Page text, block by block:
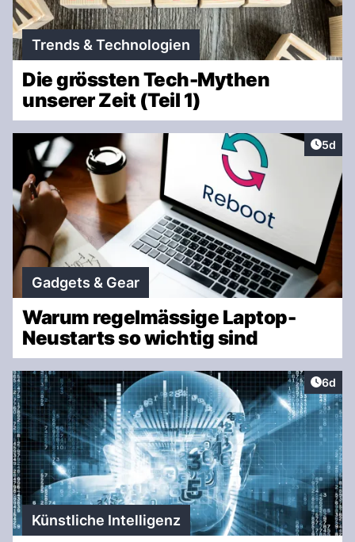
Trends & Technologien
Die grössten Tech-Mythen
unserer Zeit (Teil 1)
5d
Gadgets & Gear
Warum regelmässige Laptop-
Neustarts so wichtig sind
6d
Künstliche Intelligenz